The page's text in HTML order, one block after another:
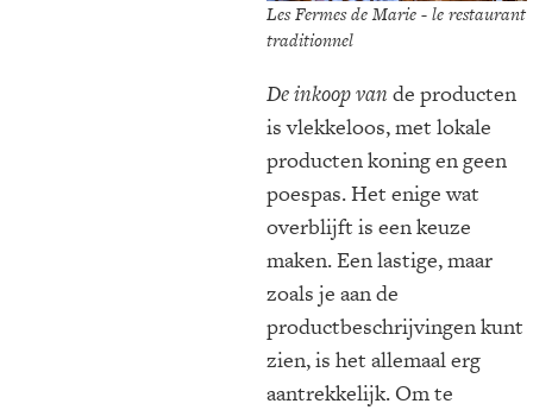
Les Fermes de Marie - le restaurant
traditionnel
De inkoop van de producten
is vlekkeloos, met lokale
producten koning en geen
poespas. Het enige wat
overblijft is een keuze
maken. Een lastige, maar
zoals je aan de
productbeschrijvingen kunt
zien, is het allemaal erg
aantrekkelijk. Om te